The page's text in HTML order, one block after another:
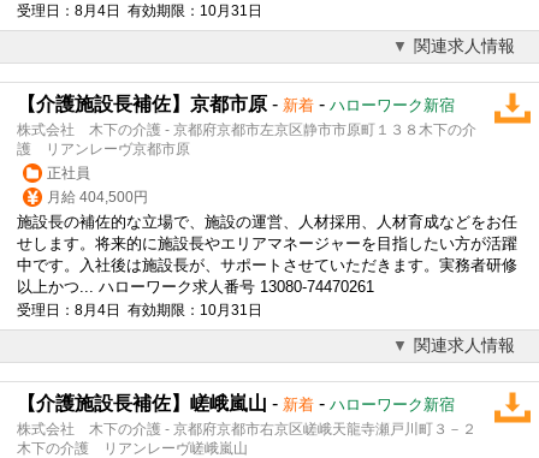
受理日：8月4日 有効期限：10月31日
関連求人情報
【介護施設長補佐】京都市原 - 新着 - ハローワーク新宿
株式会社 木下の介護 - 京都府京都市左京区静市市原町１３８木下の介
護 リアンレーヴ京都市原
正社員
月給 404,500円
施設長の補佐的な立場で、施設の運営、人材採用、人材育成などをお任
せします。将来的に施設長やエリアマネージャーを目指したい方が活躍
中です。入社後は施設長が、サポートさせていただきます。実務者研修
以上かつ... ハローワーク求人番号 13080-74470261
受理日：8月4日 有効期限：10月31日
関連求人情報
【介護施設長補佐】嵯峨嵐山 - 新着 - ハローワーク新宿
株式会社 木下の介護 - 京都府京都市右京区嵯峨天龍寺瀬戸川町３－２
木下の介護 リアンレーヴ嵯峨嵐山